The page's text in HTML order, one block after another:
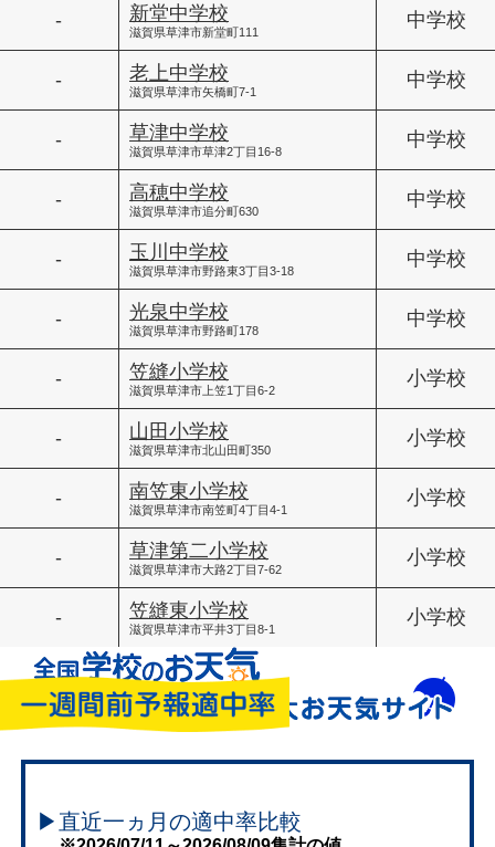
- 新堂中学校
滋賀県草津市新堂町111
中学校
- 老上中学校
滋賀県草津市矢橋町7-1
中学校
- 草津中学校
滋賀県草津市草津2丁目16-8
中学校
- 高穂中学校
滋賀県草津市追分町630
中学校
- 玉川中学校
滋賀県草津市野路東3丁目3-18
中学校
- 光泉中学校
滋賀県草津市野路町178
中学校
- 笠縫小学校
滋賀県草津市上笠1丁目6-2
小学校
- 山田小学校
滋賀県草津市北山田町350
小学校
- 南笠東小学校
滋賀県草津市南笠町4丁目4-1
小学校
- 草津第二小学校
滋賀県草津市大路2丁目7-62
小学校
- 笠縫東小学校
滋賀県草津市平井3丁目8-1
小学校
▶直近一ヵ月の適中率比較